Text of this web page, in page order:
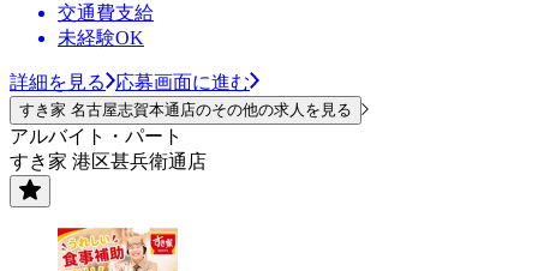
交通費支給
未経験OK
詳細を見る 応募画面に進む
すき家 名古屋志賀本通店のその他の求人を見る
アルバイト・パート
すき家 港区甚兵衛通店